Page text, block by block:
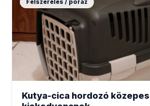
Felszerelés / póráz
Kutya-cica hordozó